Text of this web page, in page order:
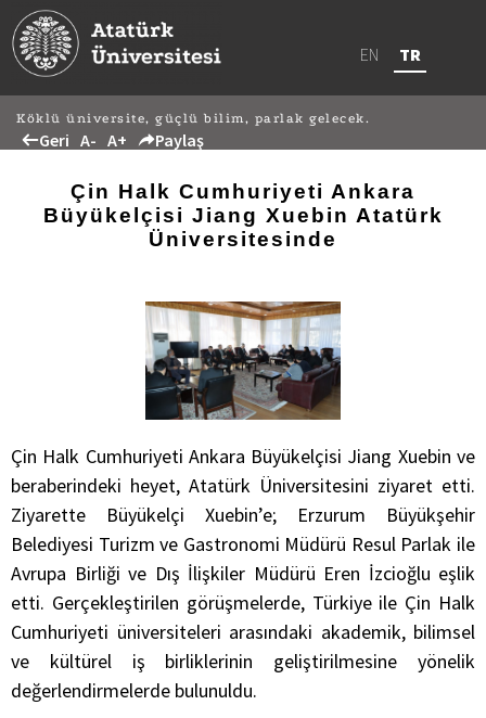
EN TR
Köklü üniversite, güçlü bilim, parlak gelecek.
Geri A- A+ Paylaş
Çin Halk Cumhuriyeti Ankara
Büyükelçisi Jiang Xuebin Atatürk
Üniversitesinde
Çin Halk Cumhuriyeti Ankara Büyükelçisi Jiang Xuebin ve
beraberindeki heyet, Atatürk Üniversitesini ziyaret etti.
Ziyarette Büyükelçi Xuebin’e; Erzurum Büyükşehir
Belediyesi Turizm ve Gastronomi Müdürü Resul Parlak ile
Avrupa Birliği ve Dış İlişkiler Müdürü Eren İzcioğlu eşlik
etti. Gerçekleştirilen görüşmelerde, Türkiye ile Çin Halk
Cumhuriyeti üniversiteleri arasındaki akademik, bilimsel
ve kültürel iş birliklerinin geliştirilmesine yönelik
değerlendirmelerde bulunuldu.